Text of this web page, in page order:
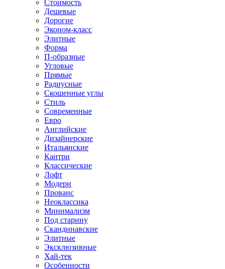
Стоимость
Дешевые
Дорогие
Эконом-класс
Элитные
Форма
П-образные
Угловые
Прямые
Радиусные
Скошенные углы
Стиль
Современные
Евро
Английские
Дизайнерские
Итальянские
Кантри
Классические
Лофт
Модерн
Прованс
Неоклассика
Минимализм
Под старину
Скандинавские
Элитные
Эксклюзивные
Хай-тек
Особенности